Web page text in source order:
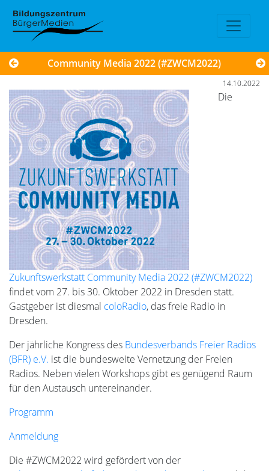
Community Media 2022 (#ZWCM2022)
14.10.2022
Die
Zukunftswerkstatt Community Media 2022 (#ZWCM2022)
findet vom 27. bis 30. Oktober 2022 in Dresden statt.
Gastgeber ist diesmal coloRadio, das freie Radio in
Dresden.
Der jährliche Kongress des Bundesverbands Freier Radios
(BFR) e.V. ist die bundesweite Vernetzung der Freien
Radios. Neben vielen Workshops gibt es genügend Raum
für den Austausch untereinander.
Programm
Anmeldung
Die #ZWCM2022 wird gefördert von der